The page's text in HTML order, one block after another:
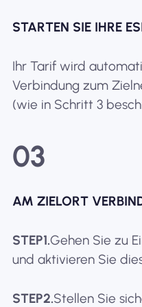
STARTEN SIE IHRE
Ihr Tarif wird
Verbindung zum
(wie in Schritt 3
03
AM ZIELORT
STEP1.Gehen Sie zu
und aktivieren Sie
STEP2.Stellen Sie